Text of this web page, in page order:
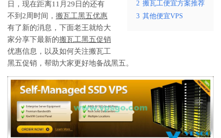
2 搬瓦工便宜方案推荐
3 其他便宜VPS
日，现在距离11月29日的还有
不到2周时间， 搬瓦工黑五优惠
有了新的消息，下面老王就给大
家分享下最新的搬瓦工黑五促销
优惠信息，以及如何关注搬瓦工
黑五促销，帮助大家更好地备战黑五。